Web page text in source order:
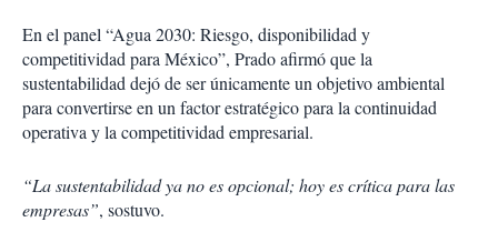
En el panel “Agua 2030: Riesgo, disponibilidad y
competitividad para México”, Prado afirmó que la
sustentabilidad dejó de ser únicamente un objetivo ambiental
para convertirse en un factor estratégico para la continuidad
operativa y la competitividad empresarial.
“La sustentabilidad ya no es opcional; hoy es crítica para las
empresas”, sostuvo.